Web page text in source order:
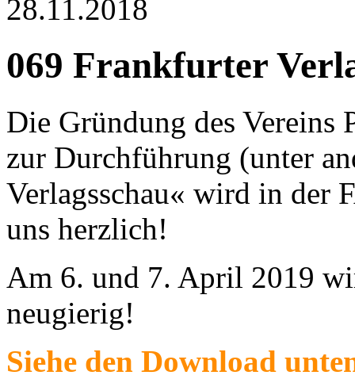
28.11.2018
069 Frankfurter
Die Gründung des
zur Durchführung (unter
Verlagsschau« wird in der
uns herzlich!
Am 6. und 7. April 2019
neugierig!
Siehe den Download